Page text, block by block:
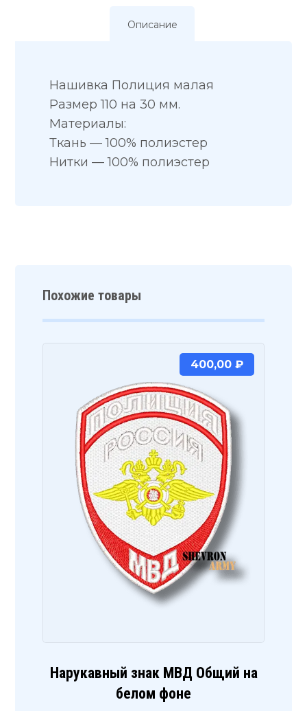
Описание
Нашивка Полиция малая
Размер 110 на 30 мм.
Материалы:
Ткань — 100% полиэстер
Нитки — 100% полиэстер
Похожие товары
Нарукавный знак МВД Общий на
белом фоне
400,00 ₽